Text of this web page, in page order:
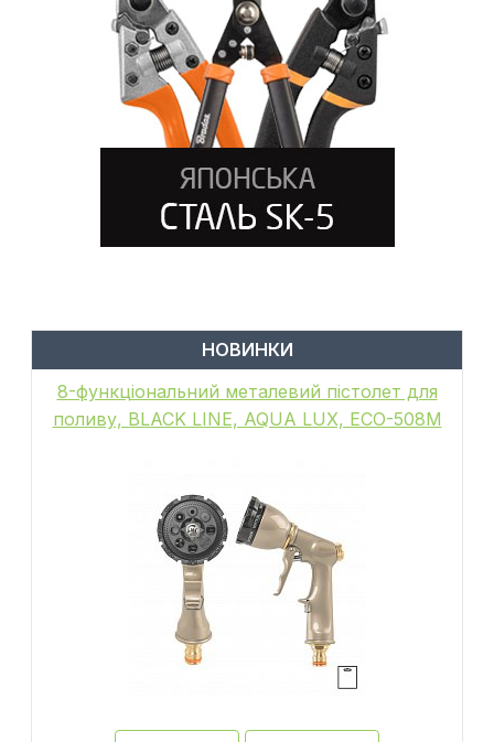
НОВИНКИ
8-функціональний металевий пістолет для
поливу, BLACK LINE, AQUA LUX, ECO-508M